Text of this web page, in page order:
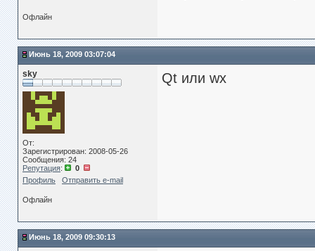
Офлайн
Июнь 18, 2009 03:07:04
sky
От:
Зарегистрирован: 2008-05-26
Сообщения: 24
Репутация:
0
Профиль
Отправить e-mail
Qt или wx
Офлайн
Июнь 18, 2009 09:30:13